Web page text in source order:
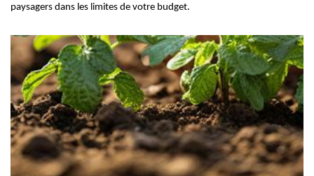
paysagers dans les limites de votre budget.